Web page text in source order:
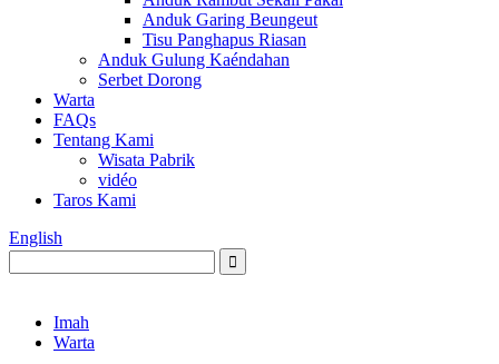
Anduk Garing Beungeut
Tisu Panghapus Riasan
Anduk Gulung Kaéndahan
Serbet Dorong
Warta
FAQs
Tentang Kami
Wisata Pabrik
vidéo
Taros Kami
English
Imah
Warta